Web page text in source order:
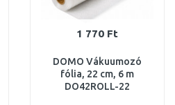
1 770 Ft
DOMO Vákuumozó
fólia, 22 cm, 6 m
DO42ROLL-22